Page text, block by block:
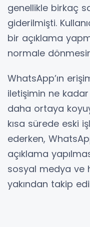
genellikle birkaç
giderilmişti.
bir açıklama
normale
WhatsApp’ın
iletişimin ne
daha ortaya
kısa sürede eski
ederken,
açıklama
sosyal medya ve
yakından takip